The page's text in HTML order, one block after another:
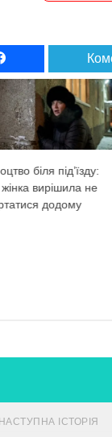
біля під’їзду:
вирішила не
додому
НАСТУПНА ІСТОРІЯ